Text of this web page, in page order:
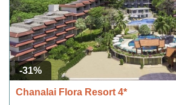
-31%
Chanalai Flora Resort 4*